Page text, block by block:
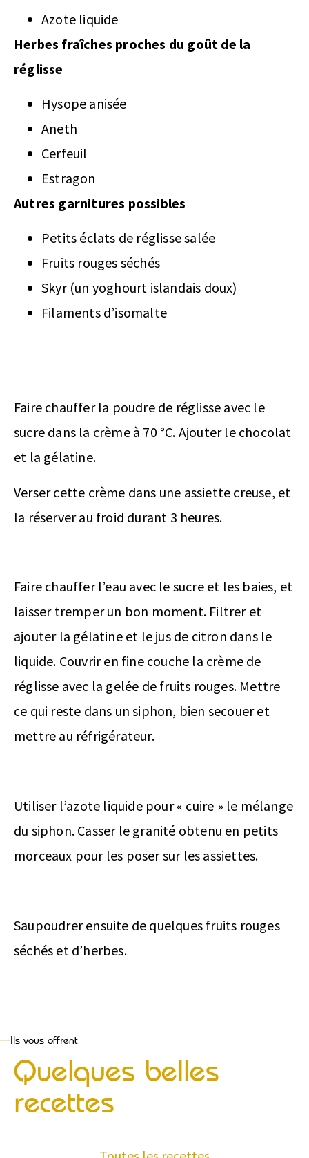
Azote liquide
Herbes fraîches proches du goût de la
réglisse
Hysope anisée
Aneth
Cerfeuil
Estragon
Autres garnitures possibles
Petits éclats de réglisse salée
Fruits rouges séchés
Skyr (un yoghourt islandais doux)
Filaments d’isomalte
Faire chauffer la poudre de réglisse avec le
sucre dans la crème à 70 °C. Ajouter le chocolat
et la gélatine.
Verser cette crème dans une assiette creuse, et
la réserver au froid durant 3 heures.
Faire chauffer l’eau avec le sucre et les baies, et
laisser tremper un bon moment. Filtrer et
ajouter la gélatine et le jus de citron dans le
liquide. Couvrir en fine couche la crème de
réglisse avec la gelée de fruits rouges. Mettre
ce qui reste dans un siphon, bien secouer et
mettre au réfrigérateur.
Utiliser l’azote liquide pour « cuire » le mélange
du siphon. Casser le granité obtenu en petits
morceaux pour les poser sur les assiettes.
Saupoudrer ensuite de quelques fruits rouges
séchés et d’herbes.
Ils vous offrent
Quelques belles
recettes